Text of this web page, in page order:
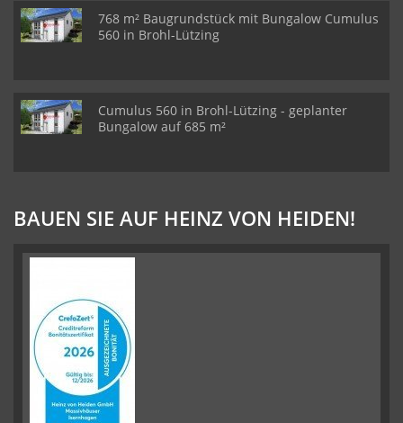
768 m² Baugrundstück mit Bungalow Cumulus
560 in Brohl-Lützing
Cumulus 560 in Brohl-Lützing - geplanter
Bungalow auf 685 m²
BAUEN SIE AUF HEINZ VON HEIDEN!